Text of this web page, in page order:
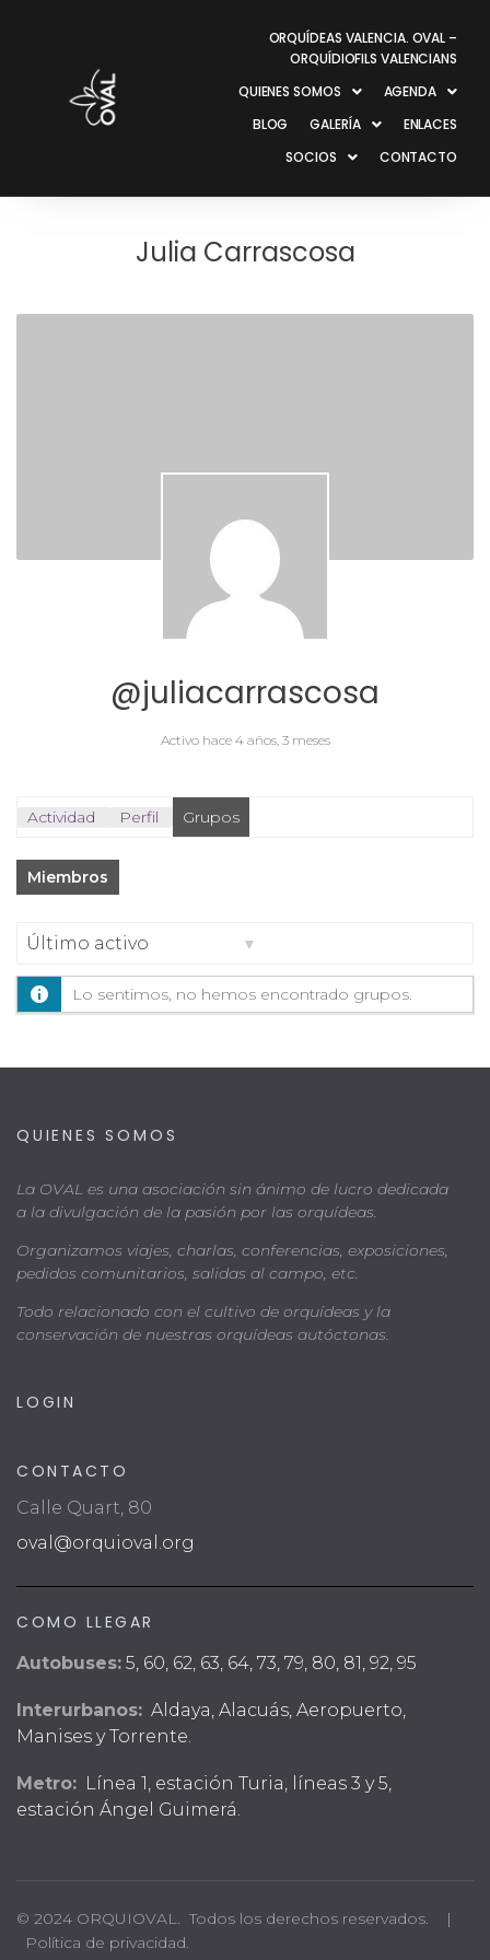
ORQUÍDEAS VALENCIA. OVAL –
ORQUÍDIOFILS VALENCIANS
QUIENES SOMOS
AGENDA
BLOG
GALERÍA
ENLACES
SOCIOS
CONTACTO
Julia Carrascosa
@juliacarrascosa
Activo hace 4 años, 3 meses
Actividad Perfil Grupos
Miembros
por:
Lo sentimos, no hemos encontrado grupos.
QUIENES SOMOS
La OVAL es una asociación sin ánimo de lucro dedicada
a la divulgación de la pasión por las orquídeas.
Organizamos viajes, charlas, conferencias, exposiciones,
pedidos comunitarios, salidas al campo, etc.
Todo relacionado con el cultivo de orquídeas y la
conservación de nuestras orquídeas autóctonas.
LOGIN
CONTACTO
Calle Quart, 80
oval@orquioval.org
COMO LLEGAR
Autobuses: 5, 60, 62, 63, 64, 73, 79, 80, 81, 92, 95
Interurbanos: Aldaya, Alacuás, Aeropuerto,
Manises y Torrente.
Metro: Línea 1, estación Turia, líneas 3 y 5,
estación Ángel Guimerá.
© 2024 ORQUIOVAL. Todos los derechos reservados. |
Política de privacidad.